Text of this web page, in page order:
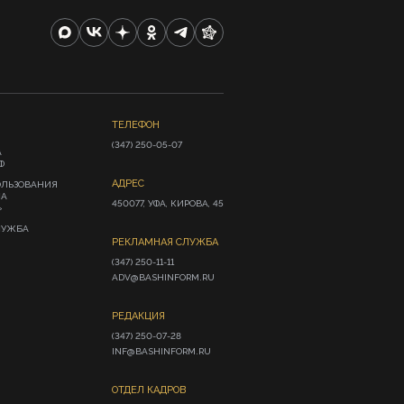
ТЕЛЕФОН
(347) 250-05-07
АДРЕС
450077, УФА, КИРОВА, 45
РЕКЛАМНАЯ СЛУЖБА
(347) 250-11-11
ADV@BASHINFORM.RU
РЕДАКЦИЯ
(347) 250-07-28
INF@BASHINFORM.RU
ОТДЕЛ КАДРОВ